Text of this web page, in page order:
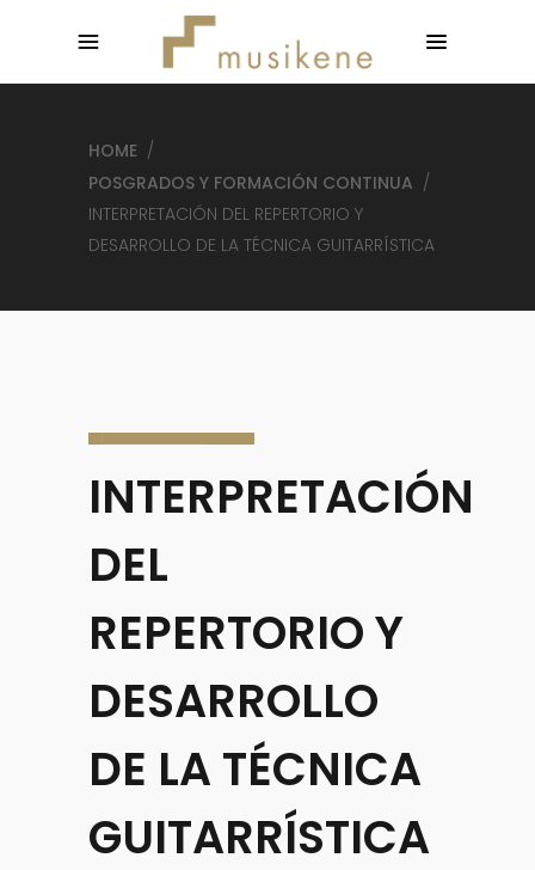
HOME /
POSGRADOS Y FORMACIÓN CONTINUA /
INTERPRETACIÓN DEL REPERTORIO Y
DESARROLLO DE LA TÉCNICA GUITARRÍSTICA
INTERPRETACIÓN
DEL
REPERTORIO Y
DESARROLLO
DE LA TÉCNICA
GUITARRÍSTICA